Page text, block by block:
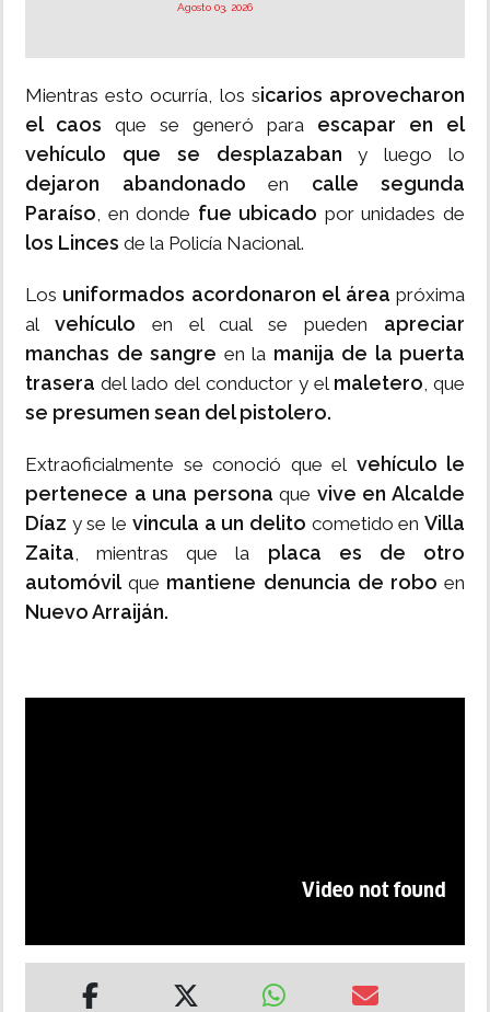
Agosto 03, 2026
Mientras esto ocurría, los sicarios aprovecharon
el caos que se generó para escapar en el
vehículo que se desplazaban y luego lo
dejaron abandonado en calle segunda
Paraíso, en donde fue ubicado por unidades de
los Linces de la Policía Nacional.
Los uniformados acordonaron el área próxima
al vehículo en el cual se pueden apreciar
manchas de sangre en la manija de la puerta
trasera del lado del conductor y el maletero, que
se presumen sean del pistolero.
Extraoficialmente se conoció que el vehículo le
pertenece a una persona que vive en Alcalde
Díaz y se le vincula a un delito cometido enVilla
Zaita, mientras que la placa es de otro
automóvilque mantiene denuncia de robo en
Nuevo Arraiján.